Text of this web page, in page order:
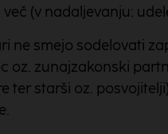
več (v nadaljevanju:
ne smejo sodelovati
oz. zunajzakonski
ter starši oz.